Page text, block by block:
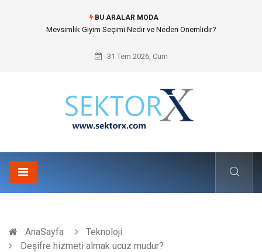
BU ARALAR MODA
Hansgrohe Ankastre Duş Seti Banyo Mimarisinde Konforu Nasıl
31 Tem 2026, Cum
AnaSayfa
Teknoloji
Deşifre hizmeti almak ucuz mudur?